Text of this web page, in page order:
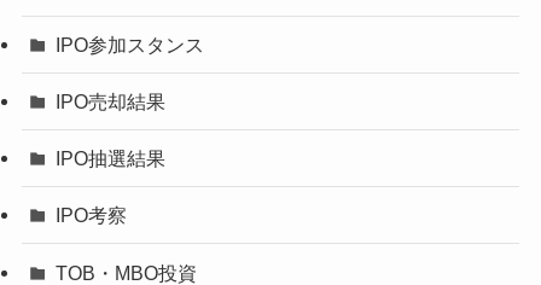
IPO参加スタンス
IPO売却結果
IPO抽選結果
IPO考察
TOB・MBO投資